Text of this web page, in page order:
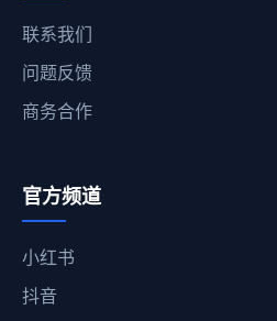
联系我们
问题反馈
商务合作
官方频道
小红书
抖音